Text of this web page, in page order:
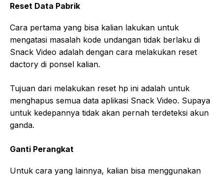
Reset Data Pabrik
Cara pertama yang bisa kalian lakukan untuk
mengatasi masalah kode undangan tidak berlaku di
Snack Video adalah dengan cara melakukan reset
dactory di ponsel kalian.
Tujuan dari melakukan reset hp ini adalah untuk
menghapus semua data aplikasi Snack Video. Supaya
untuk kedepannya tidak akan pernah terdeteksi akun
ganda.
Ganti Perangkat
Untuk cara yang lainnya, kalian bisa menggunakan